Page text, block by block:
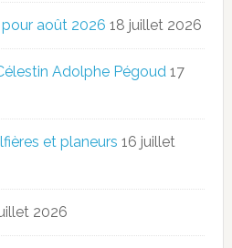
pour août 2026 18 juillet 2026
Adolphe Pégoud 17
et planeurs 16 juillet
2026